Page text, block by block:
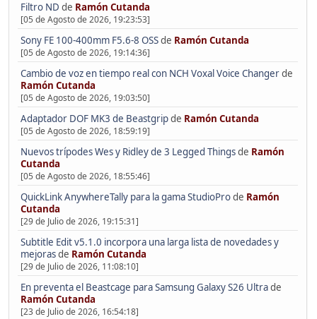
Filtro ND de Ramón Cutanda
[05 de Agosto de 2026, 19:23:53]
Sony FE 100-400mm F5.6-8 OSSde Ramón Cutanda
[05 de Agosto de 2026, 19:14:36]
Cambio de voz en tiempo real con NCH Voxal Voice Changerde
Ramón Cutanda
[05 de Agosto de 2026, 19:03:50]
Adaptador DOF MK3 de Beastgripde Ramón Cutanda
[05 de Agosto de 2026, 18:59:19]
Nuevos trípodes Wes y Ridley de 3 Legged Thingsde Ramón
Cutanda
[05 de Agosto de 2026, 18:55:46]
QuickLink AnywhereTally para la gama StudioProde Ramón
Cutanda
[29 de Julio de 2026, 19:15:31]
Subtitle Edit v5.1.0 incorpora una larga lista de novedades y
mejorasde Ramón Cutanda
[29 de Julio de 2026, 11:08:10]
En preventa el Beastcage para Samsung Galaxy S26 Ultrade
Ramón Cutanda
[23 de Julio de 2026, 16:54:18]